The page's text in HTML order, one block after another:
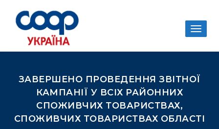
ЗАВЕРШЕНО ПРОВЕДЕННЯ ЗВІТНОЇ
КАМПАНІЇ У ВСІХ РАЙОННИХ
СПОЖИВЧИХ ТОВАРИСТВАХ,
СПОЖИВЧИХ ТОВАРИСТВАХ ОБЛАСТІ